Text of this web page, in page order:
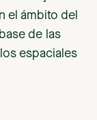
el ámbito del
de las
espaciales